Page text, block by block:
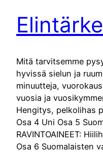
Mitä tarvitsemme
hyvissä sielun ja
minuutteja,
vuosia ja
Hengitys, pelkolihas
Osa 4 Uni Osa 5
RAVINTOAINEET:
Osa 6 Suomalaisten